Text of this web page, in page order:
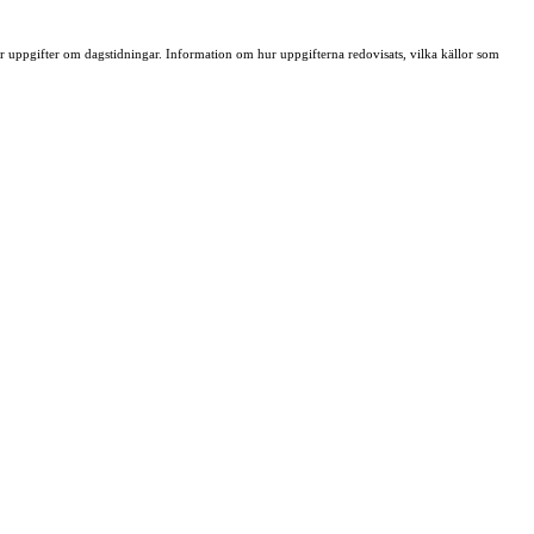
uppgifter om dagstidningar. Information om hur uppgifterna redovisats, vilka källor som